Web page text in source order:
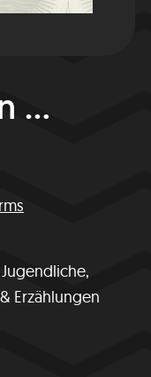
...
Erzählungen